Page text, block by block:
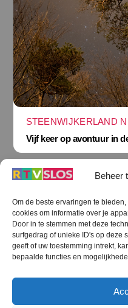
Beheer
Om de beste ervaringen te
cookies om informatie over je
Door in te stemmen met deze
surfgedrag of unieke ID's op deze
geeft of uw toestemming intrekt,
bepaalde functies en
STEENWIJKERLAND
Vijf keer op avontuur in
RTV SLOS
RTV